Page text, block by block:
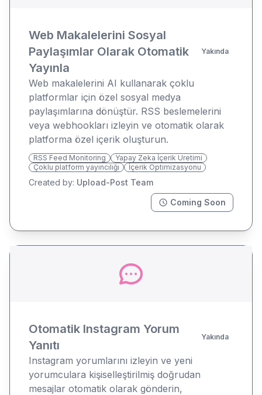
Web Makalelerini Sosyal
Paylaşımlar Olarak Otomatik
Yayınla
Yakında
Web makalelerini AI kullanarak çoklu
platformlar için özel sosyal medya
paylaşımlarına dönüştür. RSS beslemelerini
veya webhookları izleyin ve otomatik olarak
platforma özel içerik oluşturun.
RSS Feed Monitoring
Yapay Zeka İçerik Üretimi
Çoklu platform yayıncılığı
İçerik Optimizasyonu
Created by: Upload-Post Team
Coming Soon
Otomatik Instagram Yorum
Yanıtı
Yakında
Instagram yorumlarını izleyin ve yeni
yorumculara kişiselleştirilmiş doğrudan
mesajlar otomatik olarak gönderin,